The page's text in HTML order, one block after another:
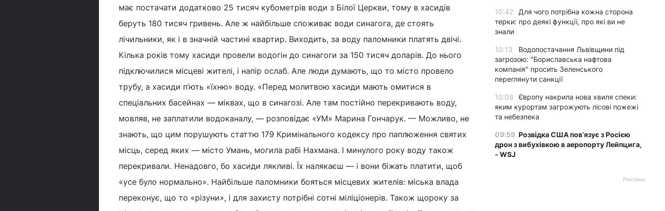
має постачати додатково 25 тисяч кубометрів води з Білої Церкви, тому в хасидів
беруть 180 тисяч гривень. Але ж найбільше споживає води синагога, де стоять
лічильники, як і в значній частині квартир. Виходить, за воду паломники платять двічі.
Кілька років тому хасиди провели водогін до синагоги за 150 тисяч доларів. До нього
підключилися місцеві жителі, і напір ослаб. Але люди думають, що то місто провело
трубу, а хасиди п’ють «їхню» воду. «Перед молитвою хасиди мають омитися в
спеціальних басейнах — міквах, що в синагозі. Але там постійно перекривають воду,
мовляв, не заплатили водоканалу, — розповідає «УМ» Марина Гончарук. — Можливо, не
знають, що цим порушують статтю 179 Кримінального кодексу про паплюження святих
місць, серед яких — місто Умань, могила рабі Нахмана. І минулого року воду також
перекривали. Ненадовго, бо хасиди лякливі. Їх налякаєш — і вони біжать платити, щоб
«усе було нормально». Найбільше паломники бояться місцевих жителів: міська влада
переконує, що то «різуни», і для захисту потрібні сотні міліціонерів. Також щороку за
10:42
Для чого потрібна кожна сторона
терки: про деякі функції, про які ви не
знали
10:13
Водопостачання Львівщини під
загрозою: "Бориславська нафтова
компанія" просить Зеленського
переглянути санкції
10:08
Європу накрила нова хвиля спеки:
яким курортам загрожують лісові пожежі
та небезпека
09:59 Розвідка США пов’язує з Росією
дрон з вибухівкою в аеропорту Лейпцига,
- WSJ
Реклама